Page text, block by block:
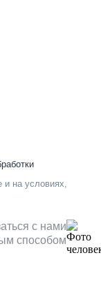
и на условиях,
с нами
способом